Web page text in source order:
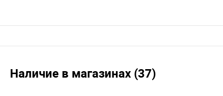
Наличие в магазинах (37)